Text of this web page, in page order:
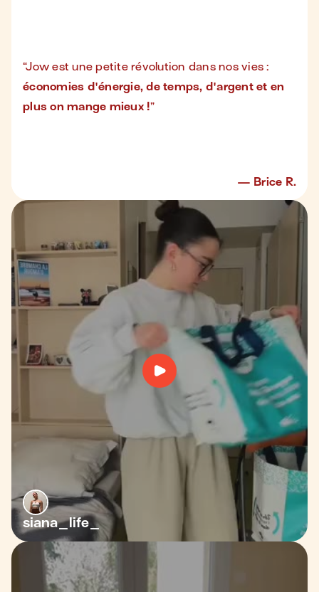
“Jow est une petite révolution dans nos vies :
économies d'énergie, de temps, d'argent et en
plus on mange mieux !”
Brice R.
siana_life_